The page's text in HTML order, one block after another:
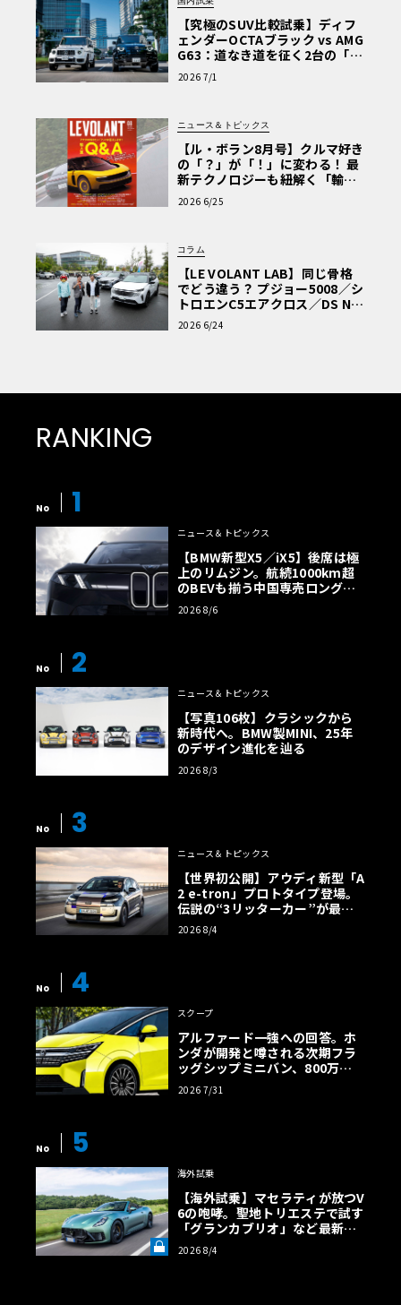
【究極のSUV比較試乗】ディフ
ェンダーOCTAブラック vs AMG
G63：道なき道を征く2台の「対
極的アプローチ」
2026 7/1
ニュース＆トピックス
【ル・ボラン8月号】クルマ好き
の「？」が「！」に変わる！ 最
新テクノロジーも紐解く「輸入
車Q&A」
2026 6/25
コラム
【LE VOLANT LAB】同じ骨格
でどう違う？ プジョー5008／シ
トロエンC5エアクロス／DS Nº4
読者一気乗りレポート
2026 6/24
RANKING
No 1
ニュース＆トピックス
【BMW新型X5／iX5】後席は極
上のリムジン。航続1000km超
のBEVも揃う中国専売ロング仕
様の全貌
2026 8/6
No 2
ニュース＆トピックス
【写真106枚】クラシックから
新時代へ。BMW製MINI、25年
のデザイン進化を辿る
2026 8/3
No 3
ニュース＆トピックス
【世界初公開】アウディ新型「A
2 e-tron」プロトタイプ登場。
伝説の“3リッターカー”が最高
効率エントリーBEVとして復活
【画像38枚】
2026 8/4
No 4
スクープ
アルファード一強への回答。ホ
ンダが開発と噂される次期フラ
ッグシップミニバン、800万円
超の勝算【予想CG】
2026 7/31
No 5
海外試乗
【海外試乗】マセラティが放つV
6の咆哮。聖地トリエステで試す
「グランカブリオ」など最新ト
ロフェオ3台の官能評価《LE VO
LANT LAB》
2026 8/4